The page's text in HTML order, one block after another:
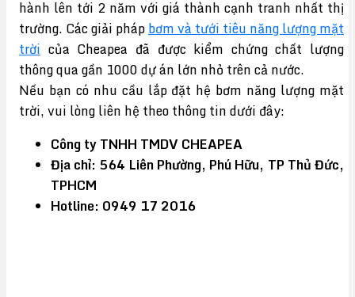
hành lên tới 2 năm với giá thành cạnh tranh nhất thị
trường. Các giải phápbơm và tưới tiêu năng lượng mặt
trời của Cheapea đã được kiểm chứng chất lượng
thông qua gần 1000 dự án lớn nhỏ trên cả nước.
Nếu bạn có nhu cầu lắp đặt hệ bơm năng lượng mặt
trời, vui lòng liên hệ theo thông tin dưới đây:
Công ty TNHH TMDV CHEAPEA
Địa chỉ: 564 Liên Phường, Phú Hữu, TP Thủ Đức,
TPHCM
Hotline: 0949 17 2016